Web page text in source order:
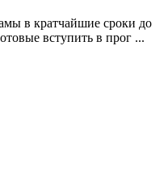
в кратчайшие сроки до
вступить в прог ...